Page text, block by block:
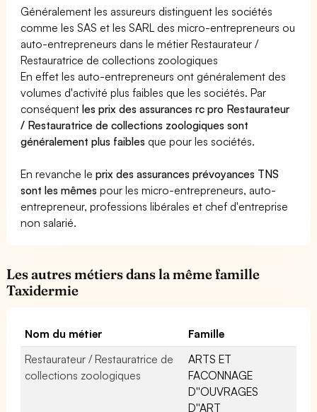
Généralement les assureurs distinguent les sociétés
comme les SAS et les SARL des micro-entrepreneurs ou
auto-entrepreneurs dans le métier Restaurateur /
Restauratrice de collections zoologiques
En effet les auto-entrepreneurs ont généralement des
volumes d'activité plus faibles que les sociétés. Par
conséquentles prix des assurances rc pro Restaurateur
/ Restauratrice de collections zoologiques sont
généralement plus faibles que pour les sociétés.
En revanche leprix des assurances prévoyances TNS
sont les mêmes pour les micro-entrepreneurs, auto-
entrepreneur, professions libérales et chef d'entreprise
non salarié.
Les autres métiers dans la même famille
Taxidermie
Nom du métier
Famille
Restaurateur / Restauratrice de
collections zoologiques
ARTS ET
FACONNAGE
D''OUVRAGES
D''ART